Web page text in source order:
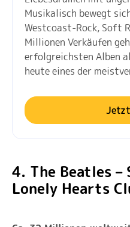
Musikalisch bewegt
Westcoast-Rock, Soft
Millionen Verkäufen
erfolgreichsten Alben
heute eines der
4. The Beatles –
Lonely Hearts